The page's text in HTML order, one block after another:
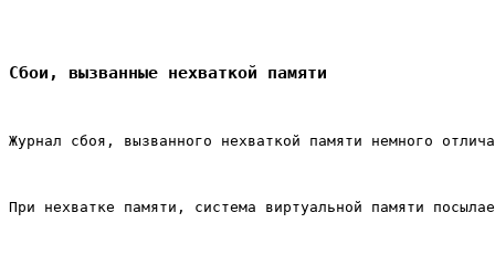
Сбои, вызванные нехваткой памяти
Журнал сбоя, вызванного нехваткой памяти немного
При нехватке памяти, система виртуальной памяти